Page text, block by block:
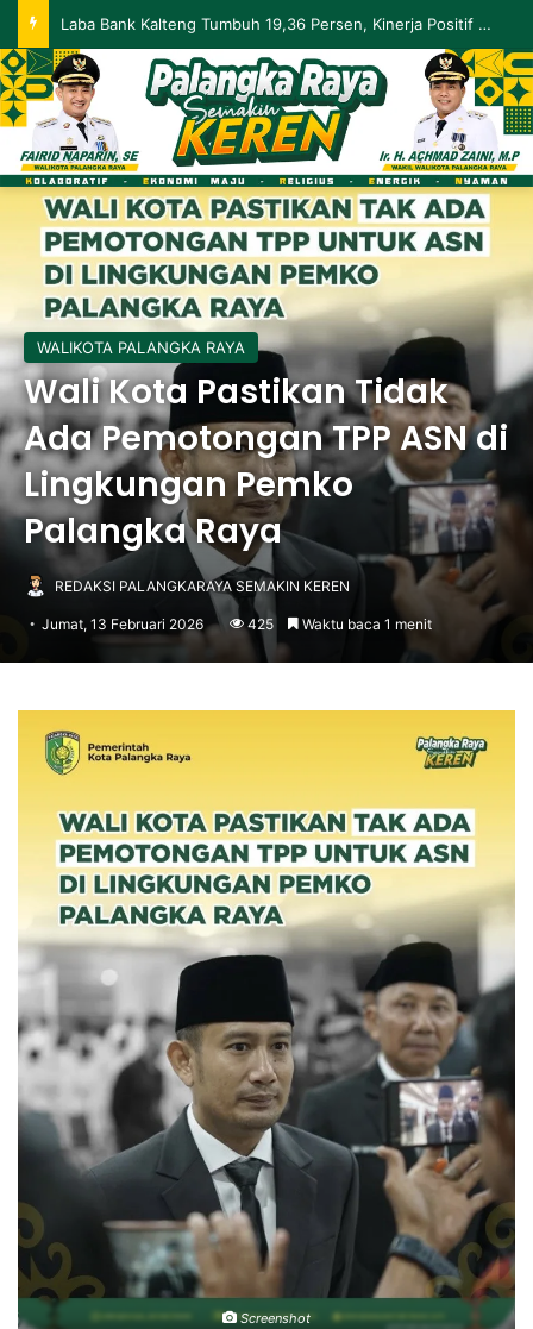
Palangka Raya Perluas Digitalisasi Perlindungan Sosial, Perkuat Akurasi Data dan Penyaluran Bansos
WALIKOTA PALANGKA RAYA
Wali Kota Pastikan Tidak
Ada Pemotongan TPP ASN di
Lingkungan Pemko
Palangka Raya
REDAKSI PALANGKARAYA SEMAKIN KEREN
Jumat, 13 Februari 2026 425 Waktu baca 1 menit
Screenshot